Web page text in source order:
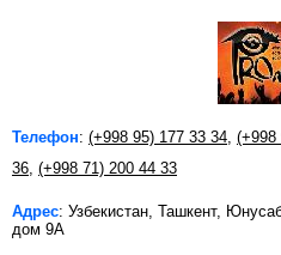
Телефон: (+998 95) 177 33 34, (+998
36, (+998 71) 200 44 33
Адрес: Узбекистан, Ташкент,
дом 9A